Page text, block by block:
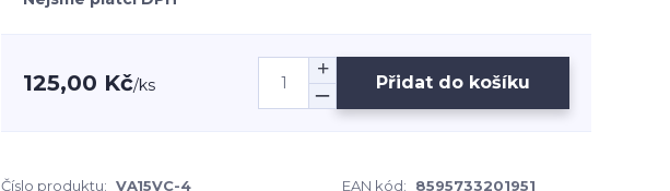
125,00 Kč/ks Přidat do košíku
Číslo produktu: VA15VC-4 EAN kód: 8595733201951